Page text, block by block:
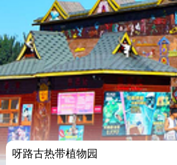
呀路古热带植物园